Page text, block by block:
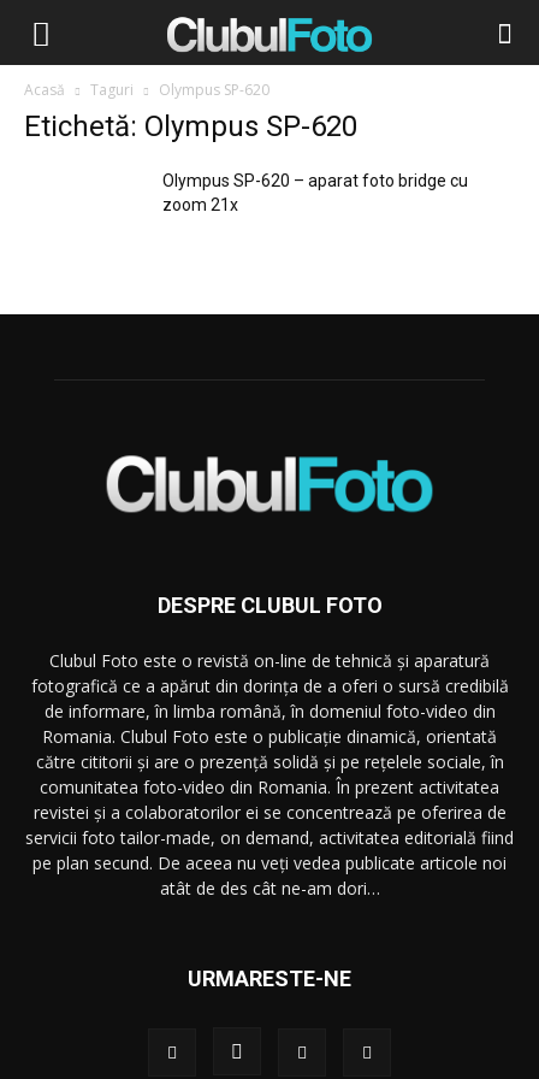
Acasă Taguri Olympus SP-620
Etichetă: Olympus SP-620
Olympus SP-620 – aparat foto bridge cu
zoom 21x
DESPRE CLUBUL FOTO
Clubul Foto este o revistă on-line de tehnică și aparatură
fotografică ce a apărut din dorința de a oferi o sursă credibilă
de informare, în limba română, în domeniul foto-video din
Romania. Clubul Foto este o publicație dinamică, orientată
către cititorii și are o prezență solidă și pe rețelele sociale, în
comunitatea foto-video din Romania. În prezent activitatea
revistei și a colaboratorilor ei se concentrează pe oferirea de
servicii foto tailor-made, on demand, activitatea editorială fiind
pe plan secund. De aceea nu veți vedea publicate articole noi
atât de des cât ne-am dori…
URMARESTE-NE